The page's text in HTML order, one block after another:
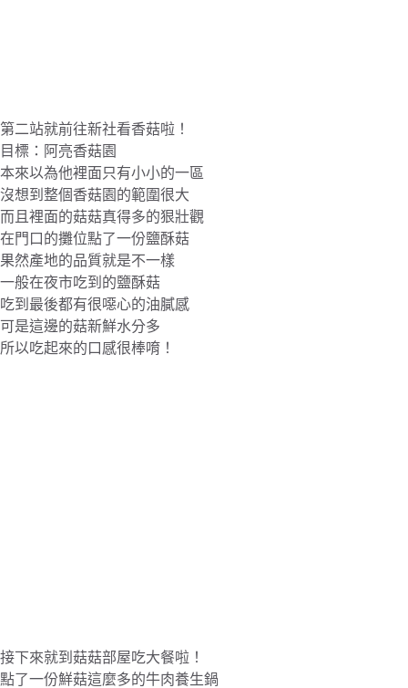
第二站就前往新社看香菇啦！
目標：阿亮香菇園
本來以為他裡面只有小小的一區
沒想到整個香菇園的範圍很大
而且裡面的菇菇真得多的狠壯觀
在門口的攤位點了一份鹽酥菇
果然產地的品質就是不一樣
一般在夜市吃到的鹽酥菇
吃到最後都有很噁心的油膩感
可是這邊的菇新鮮水分多
所以吃起來的口感很棒唷！
接下來就到菇菇部屋吃大餐啦！
點了一份鮮菇這麼多的牛肉養生鍋